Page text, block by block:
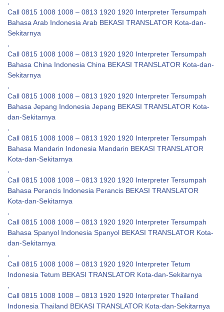
Call 0815 1008 1008 – 0813 1920 1920 Interpreter Tersumpah
Bahasa Arab Indonesia Arab BEKASI TRANSLATOR Kota-dan-
Sekitarnya
Call 0815 1008 1008 – 0813 1920 1920 Interpreter Tersumpah
Bahasa China Indonesia China BEKASI TRANSLATOR Kota-dan-
Sekitarnya
Call 0815 1008 1008 – 0813 1920 1920 Interpreter Tersumpah
Bahasa Jepang Indonesia Jepang BEKASI TRANSLATOR Kota-
dan-Sekitarnya
Call 0815 1008 1008 – 0813 1920 1920 Interpreter Tersumpah
Bahasa Mandarin Indonesia Mandarin BEKASI TRANSLATOR
Kota-dan-Sekitarnya
Call 0815 1008 1008 – 0813 1920 1920 Interpreter Tersumpah
Bahasa Perancis Indonesia Perancis BEKASI TRANSLATOR
Kota-dan-Sekitarnya
Call 0815 1008 1008 – 0813 1920 1920 Interpreter Tersumpah
Bahasa Spanyol Indonesia Spanyol BEKASI TRANSLATOR Kota-
dan-Sekitarnya
Call 0815 1008 1008 – 0813 1920 1920 Interpreter Tetum
Indonesia Tetum BEKASI TRANSLATOR Kota-dan-Sekitarnya
Call 0815 1008 1008 – 0813 1920 1920 Interpreter Thailand
Indonesia Thailand BEKASI TRANSLATOR Kota-dan-Sekitarnya